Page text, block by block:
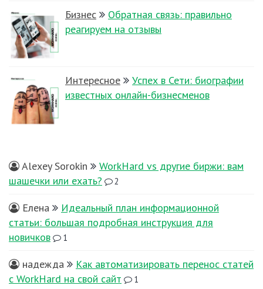
Бизнес
Обратная связь: правильно
реагируем на отзывы
Интересное
Успех в Сети: биографии
известных онлайн-бизнесменов
Alexey Sorokin
WorkHard vs другие биржи: вам
шашечки или ехать?
2
Елена
Идеальный план информационной
статьи: большая подробная инструкция для
новичков
1
надежда
Как автоматизировать перенос статей
с WorkHard на свой сайт
1